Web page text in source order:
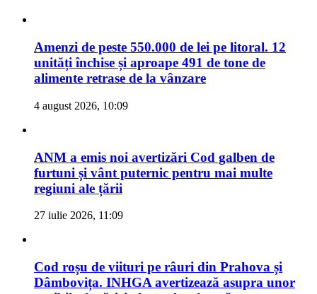
Amenzi de peste 550.000 de lei pe litoral. 12
unități închise și aproape 491 de tone de
alimente retrase de la vânzare
4 august 2026, 10:09
ANM a emis noi avertizări Cod galben de
furtuni și vânt puternic pentru mai multe
regiuni ale țării
27 iulie 2026, 11:09
Cod roșu de viituri pe râuri din Prahova și
Dâmbovița. INHGA avertizează asupra unor